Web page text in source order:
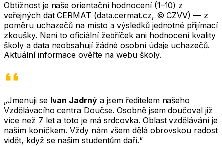
Obtížnost je naše orientační hodnocení (1–10) z
veřejných dat CERMAT (data.cermat.cz, © CZVV) — z
poměru uchazečů na místo a výsledků jednotné přijímací
zkoušky. Není to oficiální žebříček ani hodnocení kvality
školy a data neobsahují žádné osobní údaje uchazečů.
Aktuální informace ověřte na webu školy.
„Jmenuji se Ivan Jadrný a jsem ředitelem našeho
Vzdělávacího centra Doučse. Osobně jsem doučoval již
více než 7 let a toto je má srdcovka. Oblast vzdělávání je
naším koníčkem. Vždy nám všem dělá obrovskou radost
vidět, když se našim studentům daří.“